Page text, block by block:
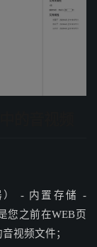
） - 内置存储 -
您之前在WEB页
视频文件；